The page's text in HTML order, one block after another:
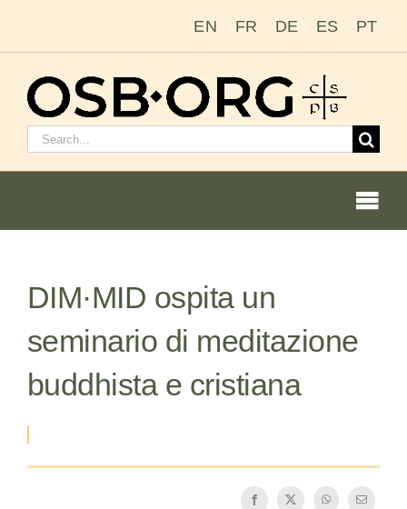
EN FR DE ES PT
Cerca:
L’ordine benedettino
Diventare un monaco o una monaca
DIM·MID ospita un
seminario di meditazione
buddhista e cristiana